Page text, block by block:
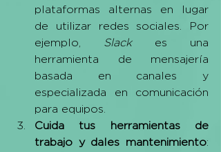
plataformas alternas en lugar
de utilizar redes sociales. Por
ejemplo, Slack es una
herramienta de mensajería
basada en canales y
especializada en comunicación
para equipos.
Cuida tus herramientas de
trabajo y dales mantenimiento: